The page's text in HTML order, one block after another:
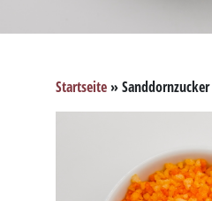
Startseite »Sanddornzucker